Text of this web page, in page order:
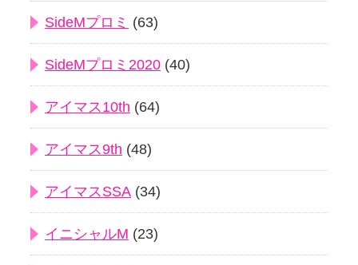
SideMプロミ (63)
SideMプロミ2020 (40)
アイマス10th (64)
アイマス9th (48)
アイマスSSA (34)
イニシャルM (23)